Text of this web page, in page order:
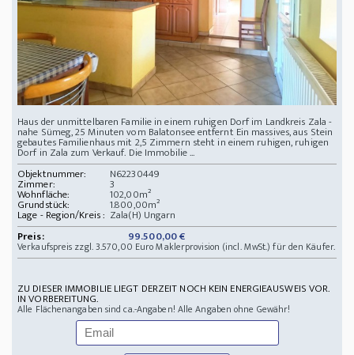
Haus der unmittelbaren Familie in einem ruhigen Dorf im Landkreis Zala -
nahe Sümeg, 25 Minuten vom Balatonsee entfernt Ein massives, aus Stein
gebautes Familienhaus mit 2,5 Zimmern steht in einem ruhigen, ruhigen
Dorf in Zala zum Verkauf. Die Immobilie ...
Objektnummer:
N62230449
Zimmer: 3
Wohnfläche: 102,00m²
Grundstück: 1.800,00m²
Lage - Region/Kreis : Zala(H) Ungarn
Preis:
99.500,00 €
Verkaufspreis zzgl. 3.570,00 Euro Maklerprovision (incl. MwSt.) für den Käufer.
ZU DIESER IMMOBILIE LIEGT DERZEIT NOCH KEIN ENERGIEAUSWEIS VOR.
IN VORBEREITUNG.
Alle Flächenangaben sind ca.-Angaben! Alle Angaben ohne Gewähr!